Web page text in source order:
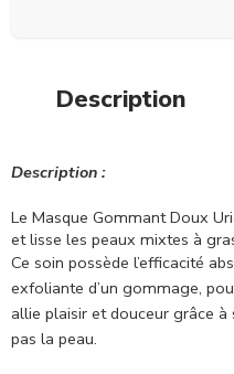
Description
Description :
Le Masque Gommant Doux
et lisse les peaux mixtes à
Ce soin possède l’efficacité
exfoliante d’un gommage,
allie plaisir et douceur grâce
pas la peau.